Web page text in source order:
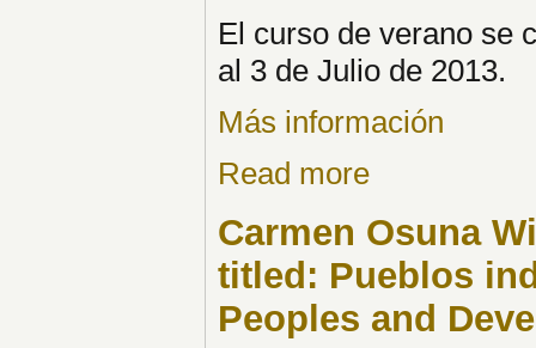
El curso de verano se
al 3 de Julio de 2013.
Más información
Read more
Carmen Osuna
titled: Pueblos
Peoples and